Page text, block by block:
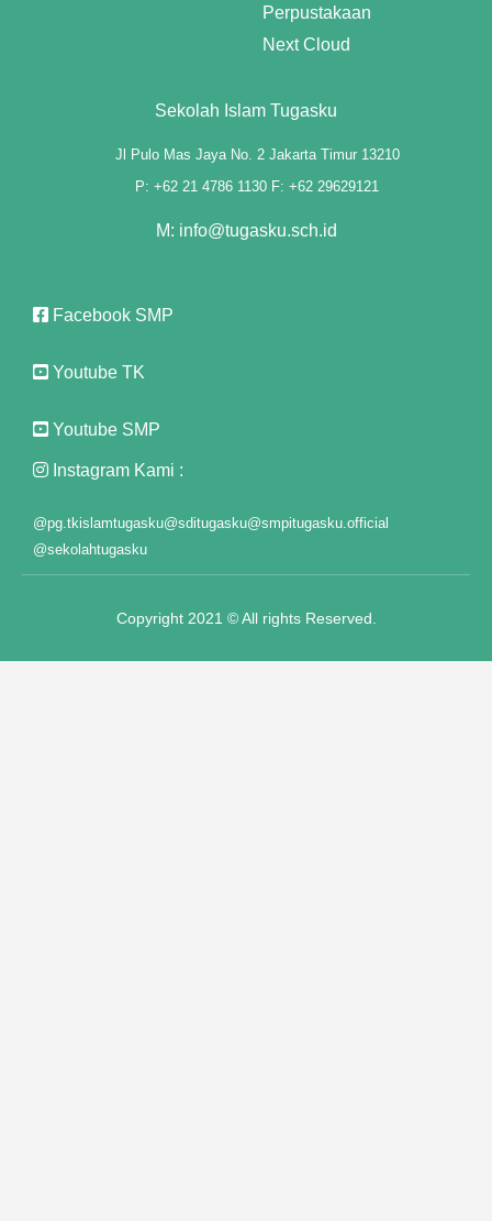
Perpustakaan
Next Cloud
Sekolah Islam Tugasku
Jl Pulo Mas Jaya No. 2 Jakarta Timur 13210
P: +62 21 4786 1130 F: +62 29629121
M: info@tugasku.sch.id
Facebook SMP
Youtube TK
Youtube SMP
Instagram Kami :
@pg.tkislamtugasku@sditugasku@smpitugasku.official
@sekolahtugasku
Copyright 2021 © All rights Reserved.